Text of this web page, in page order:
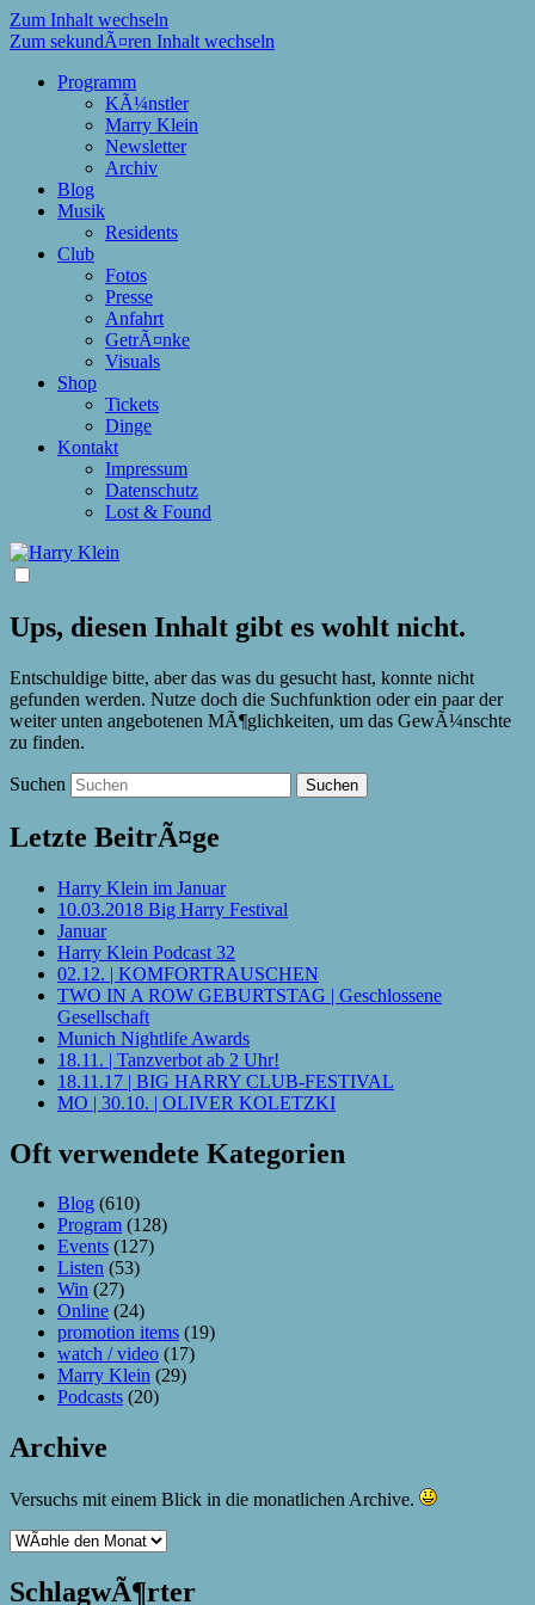
Zum Inhalt wechseln
Zum sekundÃ¤ren Inhalt wechseln
Programm
KÃ¼nstler
Marry Klein
Newsletter
Archiv
Blog
Musik
Residents
Club
Fotos
Presse
Anfahrt
GetrÃ¤nke
Visuals
Shop
Tickets
Dinge
Kontakt
Impressum
Datenschutz
Lost & Found
Ups, diesen Inhalt gibt es wohlt nicht.
Entschuldige bitte, aber das was du gesucht hast, konnte nicht
gefunden werden. Nutze doch die Suchfunktion oder ein paar der
weiter unten angebotenen MÃ¶glichkeiten, um das GewÃ¼nschte
zu finden.
Suchen
Letzte BeitrÃ¤ge
Harry Klein im Januar
10.03.2018 Big Harry Festival
Januar
Harry Klein Podcast 32
02.12. | KOMFORTRAUSCHEN
TWO IN A ROW GEBURTSTAG | Geschlossene
Gesellschaft
Munich Nightlife Awards
18.11. | Tanzverbot ab 2 Uhr!
18.11.17 | BIG HARRY CLUB-FESTIVAL
MO | 30.10. | OLIVER KOLETZKI
Oft verwendete Kategorien
Blog (610)
Program (128)
Events (127)
Listen (53)
Win (27)
Online (24)
promotion items (19)
watch / video (17)
Marry Klein (29)
Podcasts (20)
Archive
Versuchs mit einem Blick in die monatlichen Archive.
SchlagwÃ¶rter